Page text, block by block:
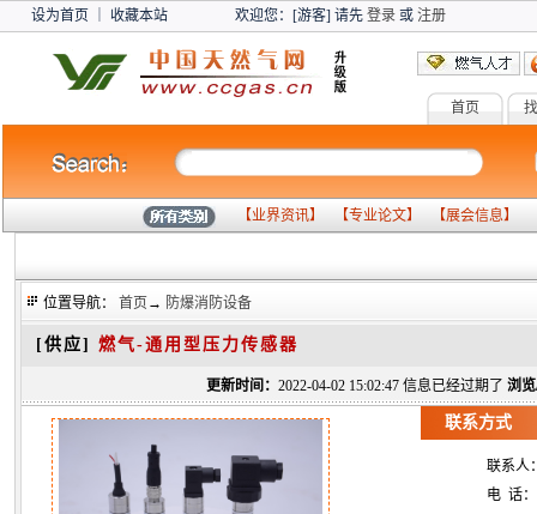
设为首页 收藏本站 欢迎您：[游客] 请先 登录或 注册
首页
【业界资讯】 【专业论文】 【展会信息】
位置导航： 首页 → 防爆消防设备
[供应] 燃气-通用型压力传感器
更新时间： 2022-04-02 15:02:47 信息已经过期了 浏
联系方式
联系人
电 话：